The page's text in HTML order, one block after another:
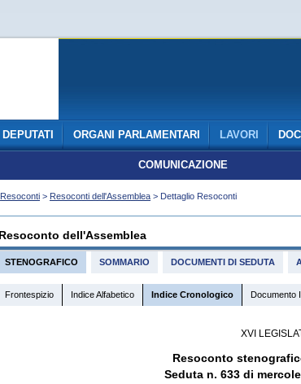
DEPUTATI ORGANI PARLAMENTARI LAVORI
COMUNICAZIONE
Resoconti > Resoconti dell'Assemblea > Dettaglio Resoconti
Resoconto dell'Assemblea
STENOGRAFICO SOMMARIO DOCUMENTI DI SEDUTA
Frontespizio Indice Alfabetico Indice Cronologico Documento
XVI
Resoconto
Seduta n. 633 di